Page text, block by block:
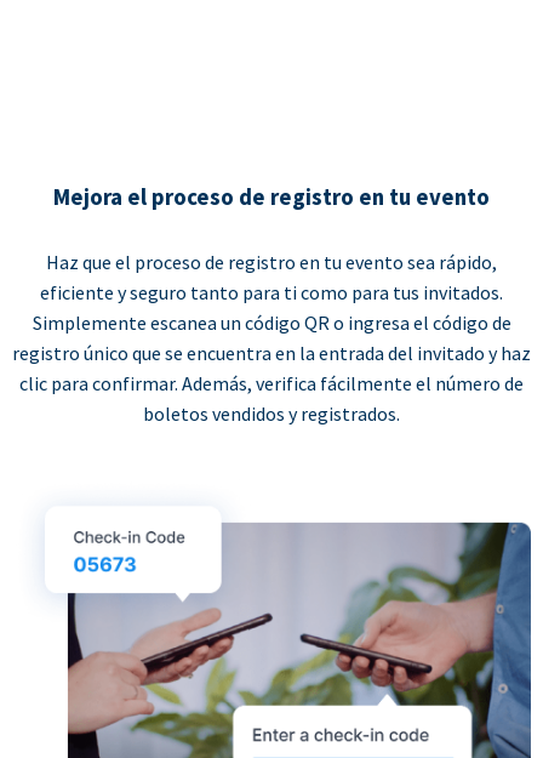
Mejora el proceso de registro en tu evento
Haz que el proceso de registro en tu evento sea rápido,
eficiente y seguro tanto para ti como para tus invitados.
Simplemente escanea un código QR o ingresa el código de
registro único que se encuentra en la entrada del invitado y haz
clic para confirmar. Además, verifica fácilmente el número de
boletos vendidos y registrados.